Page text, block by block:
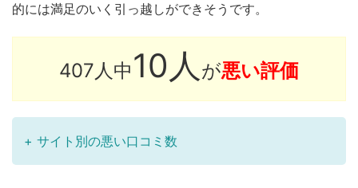
的には満足のいく引っ越しができそうです。
407人中10人 が悪い評価
+ サイト別の悪い口コミ数